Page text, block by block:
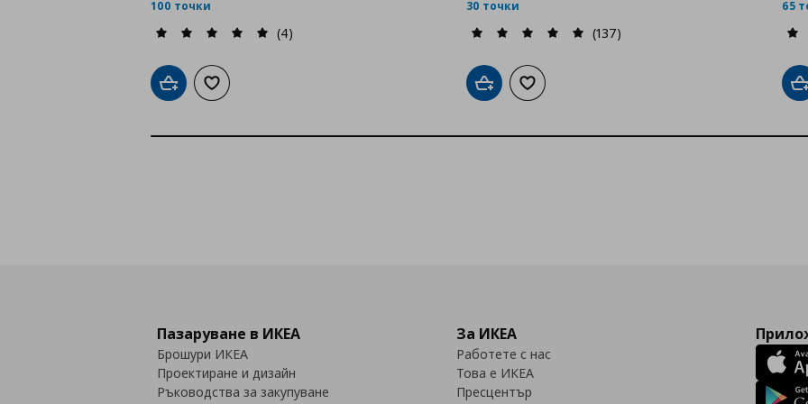
100 точки
(4)
Добави в кошницата
Добави към списъка с любими
30 точки
(137)
Добави в кошницата
Добави към списъка с любими
65
Пазаруване в ИКЕА
Брошури ИКЕА
Проектиране и дизайн
Ръководства за закупуване
За ИКЕА
Работете с нас
Това е ИКЕА
Пресцентър